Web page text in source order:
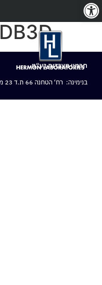
DB3D
חרמון מעבדות בע“מ
בנימינה: רח‘ הטחנה 66 ת.ד 23 מיקוד 3055001,